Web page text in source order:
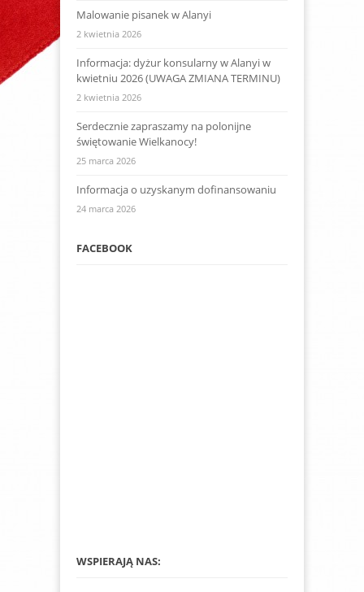
Malowanie pisanek w Alanyi
2 kwietnia 2026
Informacja: dyżur konsularny w Alanyi w
kwietniu 2026 (UWAGA ZMIANA TERMINU)
2 kwietnia 2026
Serdecznie zapraszamy na polonijne
świętowanie Wielkanocy!
25 marca 2026
Informacja o uzyskanym dofinansowaniu
24 marca 2026
FACEBOOK
WSPIERAJĄ NAS: